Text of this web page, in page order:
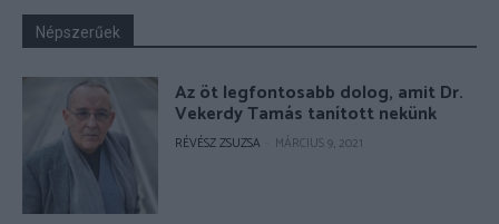
Népszerűek
Az öt legfontosabb dolog, amit Dr.
Vekerdy Tamás tanított nekünk
RÉVÉSZ ZSUZSA MÁRCIUS 9, 2021